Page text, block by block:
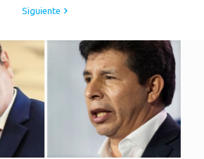
Siguiente